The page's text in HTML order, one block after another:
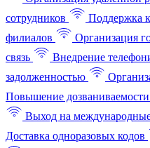
сотрудников
Поддержка
филиалов
Организация
связь
Внедрение
задолженностью
Повышение дозваниваемости
Выход на
Доставка одноразовых кодов